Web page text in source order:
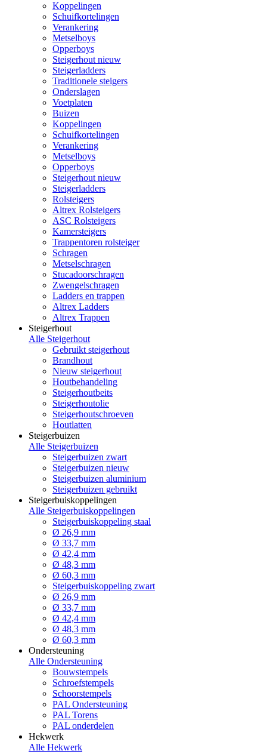
Koppelingen
Schuifkortelingen
Verankering
Metselboys
Opperboys
Steigerhout nieuw
Steigerladders
Traditionele steigers
Onderslagen
Voetplaten
Buizen
Koppelingen
Schuifkortelingen
Verankering
Metselboys
Opperboys
Steigerhout nieuw
Steigerladders
Rolsteigers
Altrex Rolsteigers
ASC Rolsteigers
Kamersteigers
Trappentoren rolsteiger
Schragen
Metselschragen
Stucadoorschragen
Zwengelschragen
Ladders en trappen
Altrex Ladders
Altrex Trappen
Steigerhout
Alle Steigerhout
Gebruikt steigerhout
Brandhout
Nieuw steigerhout
Houtbehandeling
Steigerhoutbeits
Steigerhoutolie
Steigerhoutschroeven
Houtlatten
Steigerbuizen
Alle Steigerbuizen
Steigerbuizen zwart
Steigerbuizen nieuw
Steigerbuizen aluminium
Steigerbuizen gebruikt
Steigerbuiskoppelingen
Alle Steigerbuiskoppelingen
Steigerbuiskoppeling staal
Ø 26,9 mm
Ø 33,7 mm
Ø 42,4 mm
Ø 48,3 mm
Ø 60,3 mm
Steigerbuiskoppeling zwart
Ø 26,9 mm
Ø 33,7 mm
Ø 42,4 mm
Ø 48,3 mm
Ø 60,3 mm
Ondersteuning
Alle Ondersteuning
Bouwstempels
Schroefstempels
Schoorstempels
PAL Ondersteuning
PAL Torens
PAL onderdelen
Hekwerk
Alle Hekwerk